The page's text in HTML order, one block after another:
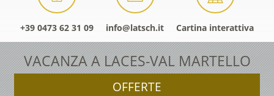
+39 0473 62 31 09 info@latsch.it Cartina interattiva
VACANZA A LACES-VAL MARTELLO
OFFERTE